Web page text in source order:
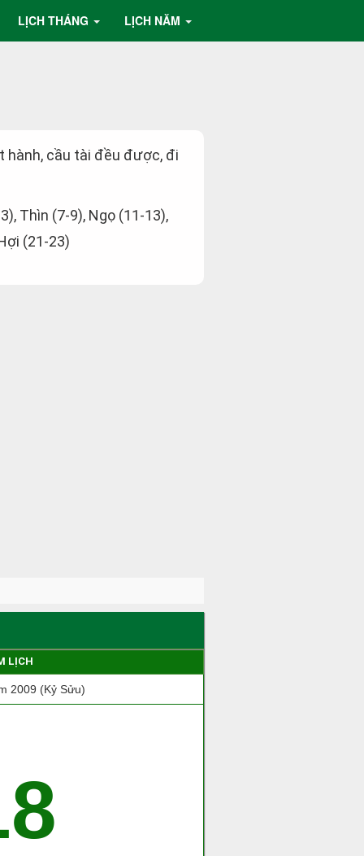
LỊCH THÁNG LỊCH NĂM
hành, cầu tài đều được, đi
Thìn (7-9), Ngọ (11-13),
(21-23)
LỊCH
2009 (Kỷ Sửu)